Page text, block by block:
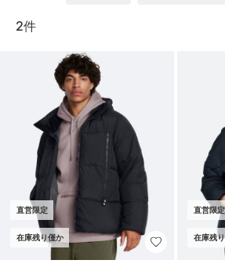
2件
直営限定
在庫残り僅か
直営限定
在庫残